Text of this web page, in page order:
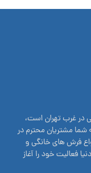
در غرب تهران است،
به شما مشتریان محترم در
فرش های خانگی و
فعالیت خود را آغاز